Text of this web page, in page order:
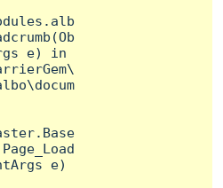
e) in
e)